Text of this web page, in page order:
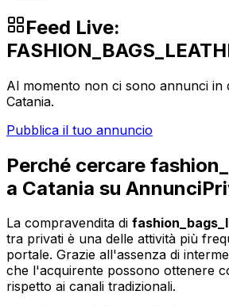
Feed Live:
Al momento non ci sono annunci in
Catania.
Pubblica il tuo annuncio
Perché cercare
a Catania su
La compravendita di
tra privati è una delle attività più
portale. Grazie all'assenza di
che l'acquirente possono ottenere
rispetto ai canali tradizionali.